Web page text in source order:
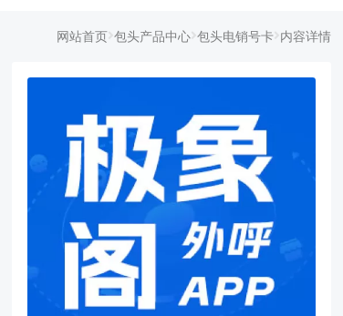
网站首页 包头产品中心 包头电销号卡 内容详情